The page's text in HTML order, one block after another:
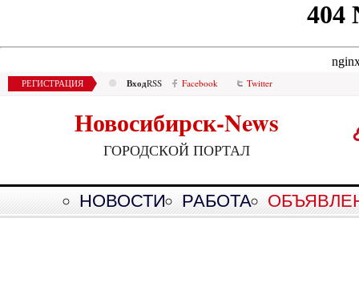
РЕГИСТРАЦИЯ ВходRSS Facebook Twitter
Новосибирск-News
ГОРОДСКОЙ ПОРТАЛ
НОВОСТИ РАБОТА